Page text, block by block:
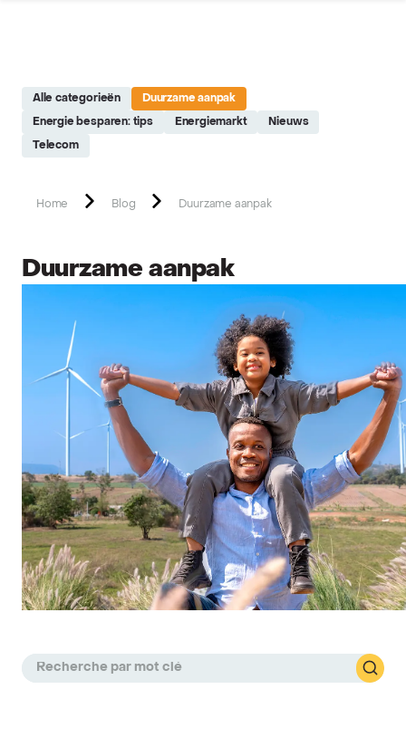
Alle categorieën Duurzame aanpak
Energie besparen: tips Energiemarkt Nieuws
Telecom
Home Blog Duurzame aanpak
Duurzame aanpak